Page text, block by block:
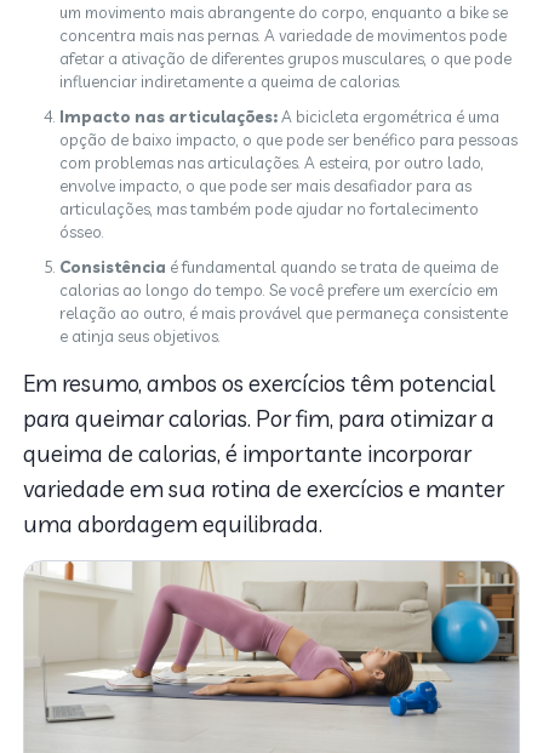
um movimento mais abrangente do corpo, enquanto a bike se
concentra mais nas pernas. A variedade de movimentos pode
afetar a ativação de diferentes grupos musculares, o que pode
influenciar indiretamente a queima de calorias.
Impacto nas articulações:A bicicleta ergométrica é uma
opção de baixo impacto, o que pode ser benéfico para pessoas
com problemas nas articulações. A esteira, por outro lado,
envolve impacto, o que pode ser mais desafiador para as
articulações, mas também pode ajudar no fortalecimento
ósseo.
Consistência é fundamental quando se trata de queima de
calorias ao longo do tempo. Se você prefere um exercício em
relação ao outro, é mais provável que permaneça consistente
e atinja seus objetivos.
Em resumo, ambos os exercícios têm potencial
para queimar calorias. Por fim, para otimizar a
queima de calorias, é importante incorporar
variedade em sua rotina de exercícios e manter
uma abordagem equilibrada.